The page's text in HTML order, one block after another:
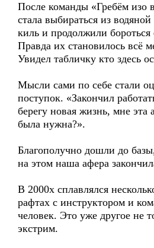
После команды «Гребём изо
стала выбираться из
киль и продолжили бороться
Правда их становилось всё
Увидел табличку кто здесь
Мысли сами по себе стали
поступок. «Закончил
берегу новая жизнь, мне эта
была нужна?».
Благополучно дошли до
на этом наша афера
В 2000х сплавлялся
рафтах с инструктором и
человек. Это уже другое не
экстрим.